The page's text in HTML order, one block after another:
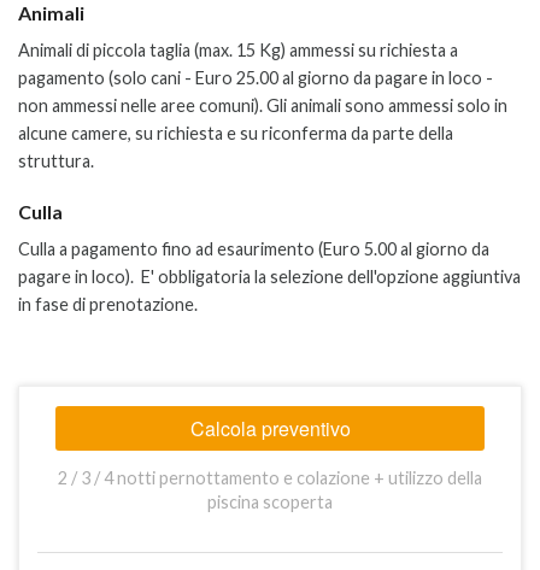
Animali
Animali di piccola taglia (max. 15 Kg) ammessi su richiesta a
pagamento (solo cani - Euro 25.00 al giorno da pagare in loco -
non ammessi nelle aree comuni). Gli animali sono ammessi solo in
alcune camere, su richiesta e su riconferma da parte della
struttura.
Culla
Culla a pagamento fino ad esaurimento (Euro 5.00 al giorno da
pagare in loco). E' obbligatoria la selezione dell'opzione aggiuntiva
in fase di prenotazione.
Calcola preventivo
2 / 3 / 4 notti pernottamento e colazione + utilizzo della
piscina scoperta